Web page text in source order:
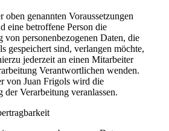
oben genannten Voraussetzungen
eine betroffene Person die
von personenbezogenen Daten, die
gespeichert sind, verlangen möchte,
jederzeit an einen Mitarbeiter
Verantwortlichen wenden.
von Juan Frigols wird die
der Verarbeitung veranlassen.